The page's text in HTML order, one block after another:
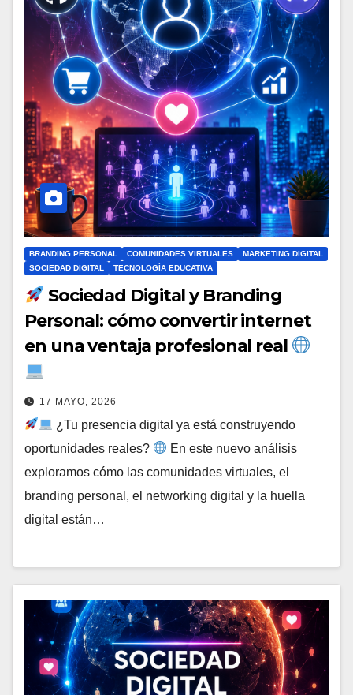
BRANDING PERSONAL COMUNIDADES VIRTUALES
MARKETING DIGITAL
SOCIEDAD DIGITAL
TECNOLOGÍA EDUCATIVA
Sociedad Digital y Branding
Personal: cómo convertir internet
en una ventaja profesional real
17 MAYO, 2026
¿Tu presencia digital ya está construyendo
oportunidades reales?
En este nuevo análisis
exploramos cómo las comunidades virtuales, el
branding personal, el networking digital y la huella
digital están…